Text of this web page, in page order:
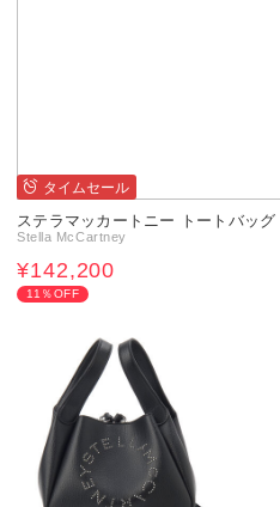
タイムセール
Stella McCartney
¥142,200
11％OFF